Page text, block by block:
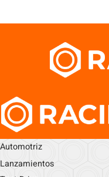
Automotriz
Lanzamientos